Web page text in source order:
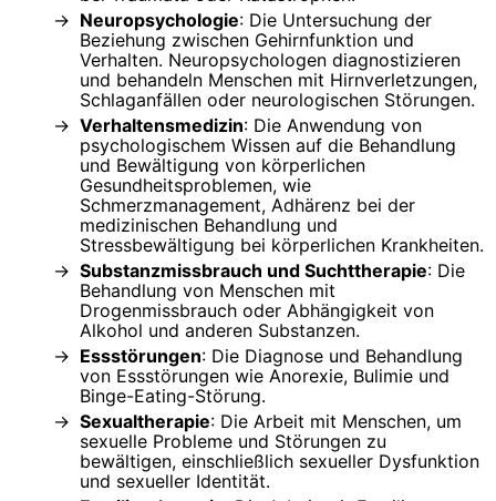
Neuropsychologie: Die Untersuchung der
Beziehung zwischen Gehirnfunktion und
Verhalten. Neuropsychologen diagnostizieren
und behandeln Menschen mit Hirnverletzungen,
Schlaganfällen oder neurologischen Störungen.
Verhaltensmedizin: Die Anwendung von
psychologischem Wissen auf die Behandlung
und Bewältigung von körperlichen
Gesundheitsproblemen, wie
Schmerzmanagement, Adhärenz bei der
medizinischen Behandlung und
Stressbewältigung bei körperlichen Krankheiten.
Substanzmissbrauch und Suchttherapie: Die
Behandlung von Menschen mit
Drogenmissbrauch oder Abhängigkeit von
Alkohol und anderen Substanzen.
Essstörungen: Die Diagnose und Behandlung
von Essstörungen wie Anorexie, Bulimie und
Binge-Eating-Störung.
Sexualtherapie: Die Arbeit mit Menschen, um
sexuelle Probleme und Störungen zu
bewältigen, einschließlich sexueller Dysfunktion
und sexueller Identität.